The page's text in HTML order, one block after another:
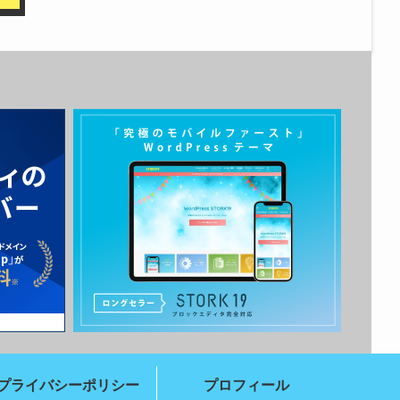
ライバシーポリシー プロフィール